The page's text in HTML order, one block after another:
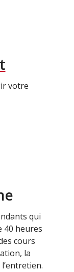
votre
qui
40 heures
cours
la